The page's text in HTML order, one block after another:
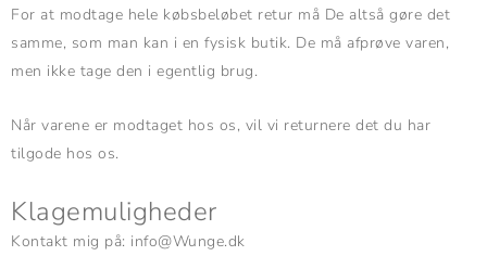
For at modtage hele købsbeløbet retur må De altså gøre det
samme, som man kan i en fysisk butik. De må afprøve varen,
men ikke tage den i egentlig brug.
Når varene er modtaget hos os, vil vi returnere det du har
tilgode hos os.
Klagemuligheder
Kontakt mig på: info@Wunge.dk